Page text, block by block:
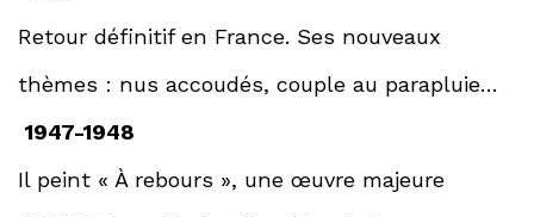
Retour définitif en France. Ses nouveaux
thèmes : nus accoudés, couple au parapluie…
1947-1948
Il peint « À rebours », une œuvre majeure